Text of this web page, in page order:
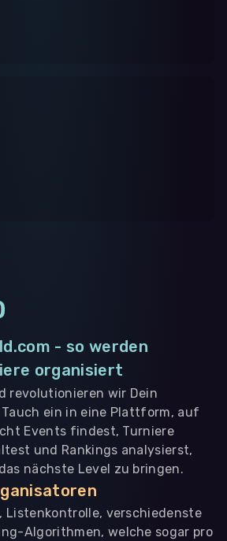
- so werden
organisiert
revolutionieren wir Dein
ein in eine Plattform, auf
Events findest, Turniere
und Rankings analysierst,
nächste Level zu bringen.
Listenkontrolle, verschiedenste
Algorithmen, welche sogar pro